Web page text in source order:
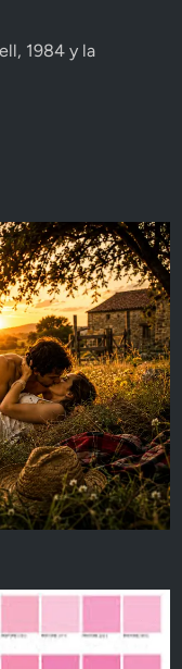
1984 y la